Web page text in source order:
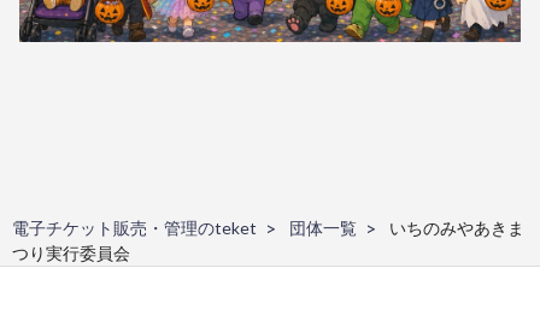
電子チケット販売・管理のteket 団体一覧
いちのみやあきま
つり実行委員会